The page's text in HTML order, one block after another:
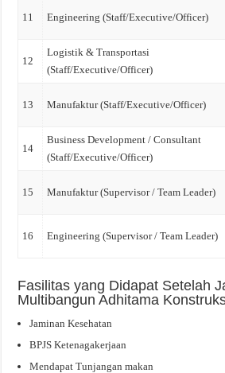
11 Engineering (Staff/Executive/Officer)
12
Logistik & Transportasi
(Staff/Executive/Officer)
13 Manufaktur (Staff/Executive/Officer)
14
Business Development / Consultant
(Staff/Executive/Officer)
15 Manufaktur (Supervisor / Team Leader)
16 Engineering (Supervisor / Team Leader)
Fasilitas yang Didapat Setelah
Multibangun Adhitama
Jaminan Kesehatan
BPJS Ketenagakerjaan
Mendapat Tunjangan makan